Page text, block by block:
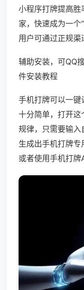
小程序打牌提高
家，快速成为一个
用户可通过正规渠
辅助安装，可QQ
件安装教程
手机打牌可以一键
十分简单，打开
规律，只需要输入
生成出手机打牌
或者使用手机打牌